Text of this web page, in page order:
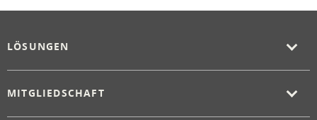
LÖSUNGEN
MITGLIEDSCHAFT